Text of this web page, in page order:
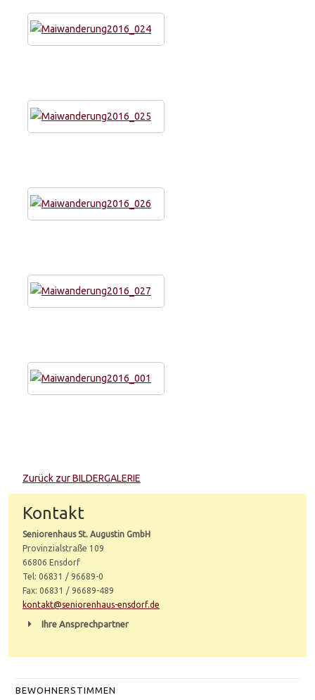
Zurück zur BILDERGALERIE
Kontakt
Seniorenhaus St. Augustin GmbH
Provinzialstraße 109
66806 Ensdorf
Tel: 06831 / 96689-0
Fax: 06831 / 96689-489
kontakt@seniorenhaus-ensdorf.de
Ihre Ansprechpartner
BEWOHNERSTIMMEN